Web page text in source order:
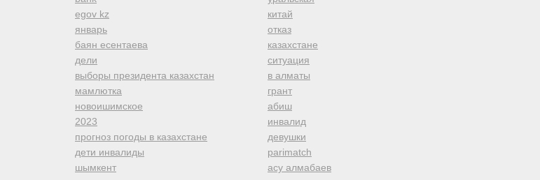
egov kz
январь
баян есентаева
дели
выборы президента казахстан
мамлютка
новоишимское
2023
прогноз погоды в казахстане
дети инвалиды
шымкент
китай
отказ
казахстане
ситуация
в алматы
грант
абиш
инвалид
девушки
parimatch
асу алмабаев